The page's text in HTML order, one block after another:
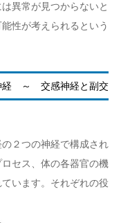
異常が見つからないと
性が考えられるという
経 ～ 交感神経と副交
２つの神経で構成され
セス、体の各器官の機
います。それぞれの役